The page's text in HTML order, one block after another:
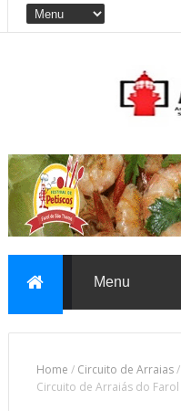
Home / Circuito de Arraias/
Circuito de Arraiás do Farol